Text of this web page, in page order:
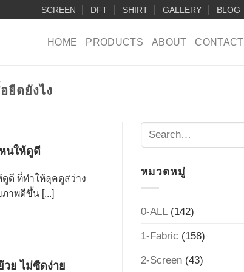
SCREEN DFT SHIRT GALLERY BLOG
HOME PRODUCTS ABOUT CONTACT
ยืดยังไง
หนให้ดูดี
ดูดี ที่ทำให้ลุคดูสว่าง
าพดีขึ้น [...]
ย ไม่ซีดง่าย
หมวดหมู่
0-ALL(142)
1-Fabric (158)
2-Screen(43)